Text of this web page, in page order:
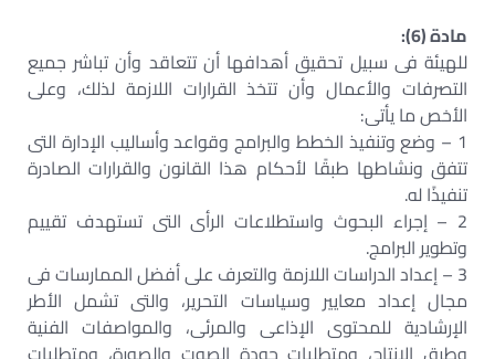
مادة (6):
للهيئة فى سبيل تحقيق أهدافها أن تتعاقد وأن تباشر جميع
التصرفات والأعمال وأن تتخذ القرارات اللازمة لذلك، وعلى
الأخص ما يأتى:
1 – وضع وتنفيذ الخطط والبرامج وقواعد وأساليب الإدارة التى
تتفق ونشاطها طبقًا لأحكام هذا القانون والقرارات الصادرة
تنفيذًا له.
2 – إجراء البحوث واستطلاعات الرأى التى تستهدف تقييم
وتطوير البرامج.
3 – إعداد الدراسات اللازمة والتعرف على أفضل الممارسات فى
مجال إعداد معايير وسياسات التحرير، والتى تشمل الأطر
الإرشادية للمحتوى الإذاعى والمرئى، والمواصفات الفنية